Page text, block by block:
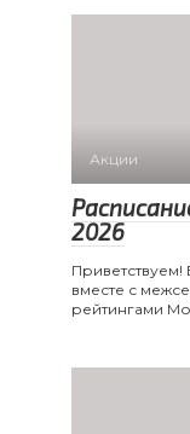
Акции
2026
Приветствуем!
вместе с
рейтингами